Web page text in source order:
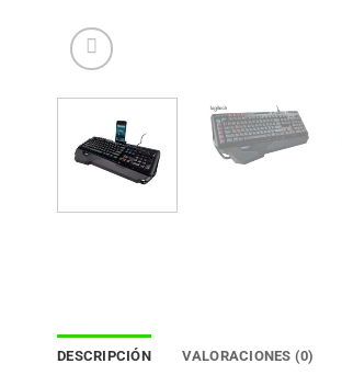
DESCRIPCIÓN VALORACIONES (0)